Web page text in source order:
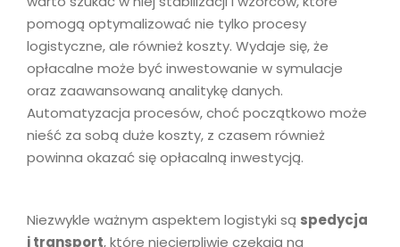
pomogą optymalizować nie tylko procesy
logistyczne, ale również koszty. Wydaje się, że
opłacalne może być inwestowanie w symulacje
oraz zaawansowaną analitykę danych.
Automatyzacja procesów, choć początkowo może
nieść za sobą duże koszty, z czasem również
powinna okazać się opłacalną inwestycją.
Niezwykle ważnym aspektem logistyki są spedycja
i transport, które niecierpliwie czekają na